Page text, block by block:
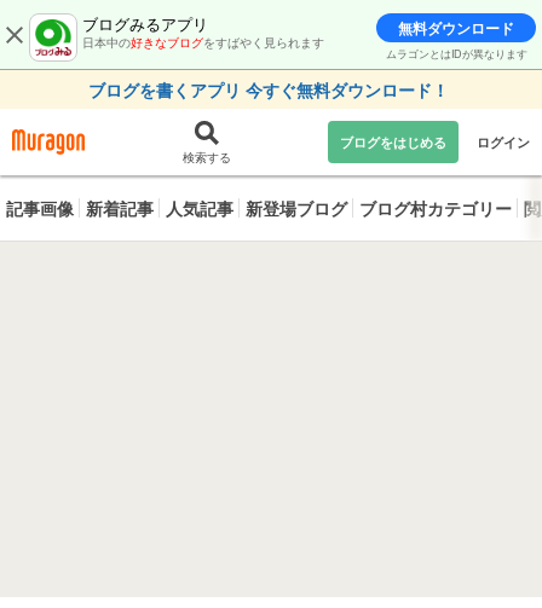
ブログみるアプリ
日本中の好きなブログをすばやく見られます
無料ダウンロード
ムラゴンとはIDが異なります
ブログを書くアプリ 今すぐ無料ダウンロード！
検索する
ブログをはじめる ログイン
記事画像 新着記事 人気記事 新登場ブログ ブログ村カテゴリー